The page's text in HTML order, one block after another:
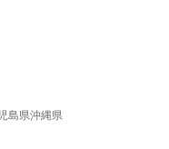
島県沖縄県